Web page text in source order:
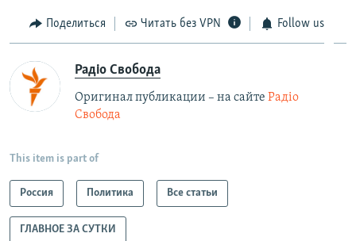
Поделиться Читать без VPN Follow us
Радіо Свобода
Оригинал публикации – на сайте Радіо
Свобода
This item is part of
Россия Политика Все статьи
ГЛАВНОЕ ЗА СУТКИ